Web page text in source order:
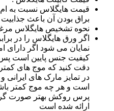
قیمت هایگلاس نسبت به ام
براق بودن آن باعث
نحوه تشخیص هایگلاس
اگر ورق هایگلاس را در
نمایان می شود اگر دارای
کیفیت جنس پایین است پس
دقت کنید که موج های
در تمایز مارک های
است و هر چه موج کمتر
پرس روکش بهتر صورت
ارائه شده است